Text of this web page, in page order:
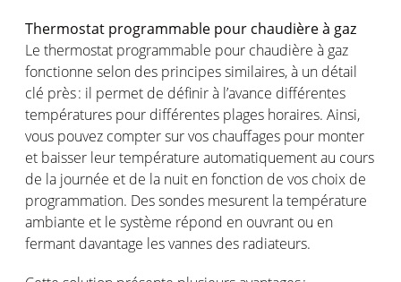
Thermostat programmable pour chaudièreà gaz
Le thermostat programmable pour chaudière à gaz
fonctionne selon des principessimilaires, à un détail
clé près: il permet de définirà l’avance différentes
températures pour différentes plages horaires. Ainsi,
vous pouvez comptersurvos chauffages pour monter
et baisser leurtempérature automatiquementau cours
de la journée et de la nuit enfonction de vos choix de
programmation. Des sondes mesurent latempérature
ambiante et le système répond en ouvrant ou en
fermant davantage lesvannes des radiateurs.